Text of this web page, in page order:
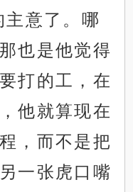
主意了。哪
也是他觉得
打的工，在
他就算现在
，而不是把
一张虎口嘴